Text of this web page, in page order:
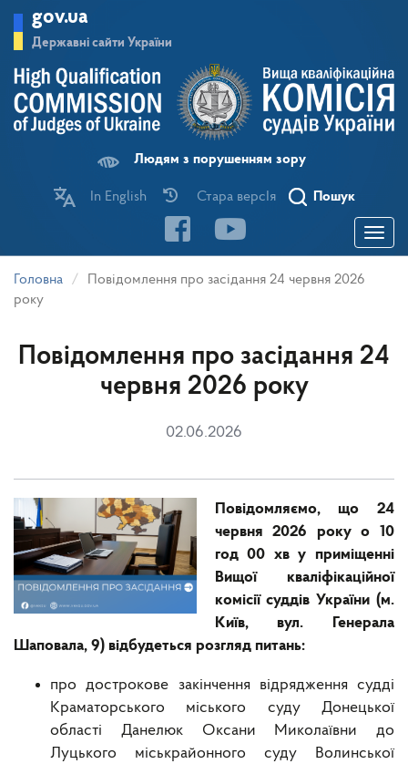
основного
матеріалу
gov.ua
Державні сайти України
Людям з порушенням зору
In English Стара версІя Пошук
Toggle
Головна
Повідомлення про засідання 24 червня 2026
року
Повідомлення про засідання 24
червня 2026 року
02.06.2026
Повідомляємо, що 24
червня 2026 року о 10
год 00 хв у приміщенні
Вищої кваліфікаційної
комісії суддів України (м.
Київ, вул. Генерала
Шаповала, 9) відбудеться розгляд питань:
про дострокове закінчення відрядження судді
Краматорського міського суду Донецької
області Данелюк Оксани Миколаївни до
Луцького міськрайонного суду Волинської